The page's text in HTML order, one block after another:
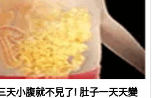
天小腹就不見了! 肚子一天天變